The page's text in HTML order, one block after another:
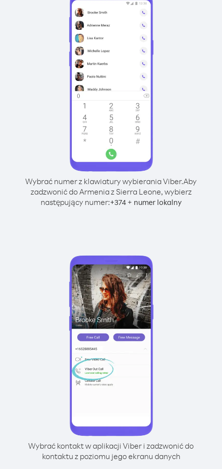
Wybrać numer z klawiatury wybierania Viber.Aby
zadzwonić do Armenia z Sierra Leone, wybierz
następujący numer:+374+ numer lokalny
Wybrać kontakt w aplikacji Viber i zadzwonić do
kontaktu z poziomu jego ekranu danych